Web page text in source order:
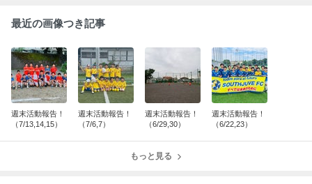
最近の画像つき記事
週末活動報告！
（7/13,14,15）
週末活動報告！
（7/6,7）
週末活動報告！
（6/29,30）
週末活動報告！
（6/22,23）
もっと見る